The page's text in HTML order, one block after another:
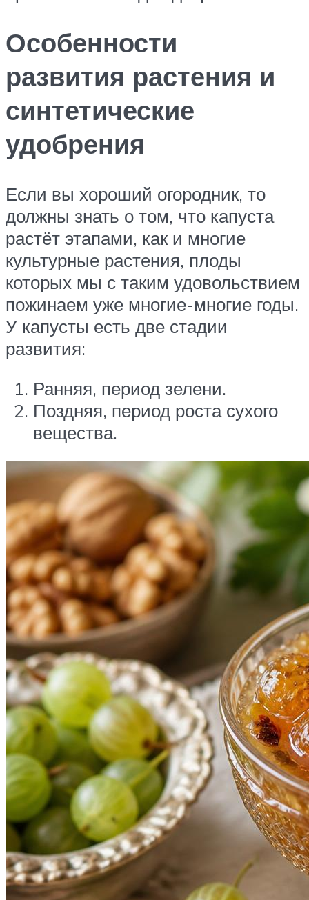
Особенности
развития растения и
синтетические
удобрения
Если вы хороший огородник, то
должны знать о том, что капуста
растёт этапами, как и многие
культурные растения, плоды
которых мы с таким удовольствием
пожинаем уже многие-многие годы.
У капусты есть две стадии
развития:
Ранняя, период зелени.
Поздняя, период роста сухого
вещества.